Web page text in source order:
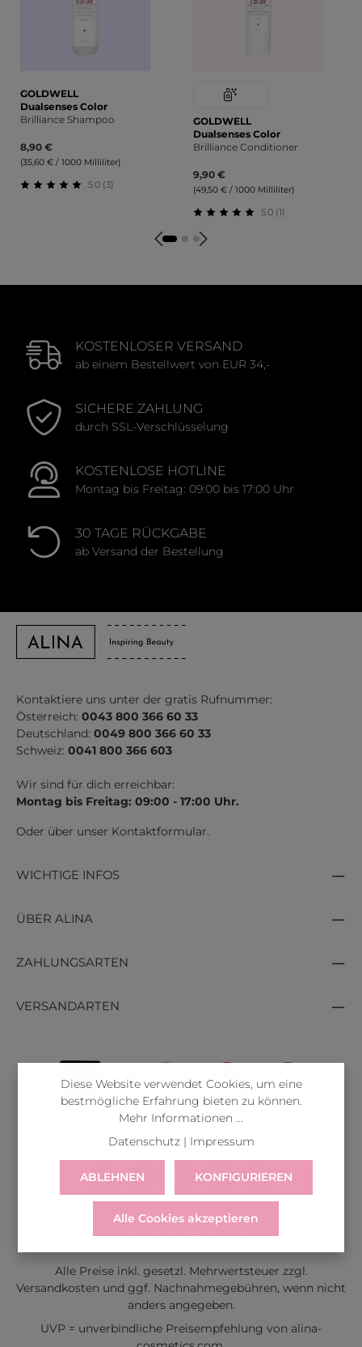
GOLDWELL
Dualsenses Color
Brilliance Shampoo
8,90 €
(35,60 € / 1000 Milliliter)
Durchschnittliche Bewertung von 5 von 5 Sternen
5.0 (3)
GOLDWELL
Dualsenses Color
Brilliance Conditioner
9,90 €
(49,50 € / 1000 Milliliter)
Durchschnittliche
5.0 (1)
KOSTENLOSER VERSAND
ab einem Bestellwert von EUR 34,-
SICHERE ZAHLUNG
durch SSL-Verschlüsselung
KOSTENLOSE HOTLINE
Montag bis Freitag: 09:00 bis 17:00 Uhr
30 TAGE RÜCKGABE
ab Versand der Bestellung
Kontaktiere uns unter der gratis Rufnummer:
Österreich: 0043 800 366 60 33
Deutschland: 0049 800 366 60 33
Schweiz: 0041 800 366 603
Wir sind für dich erreichbar:
Montag bis Freitag: 09:00 - 17:00 Uhr.
Oder über unser Kontaktformular.
WICHTIGE INFOS
ÜBER ALINA
ZAHLUNGSARTEN
VERSANDARTEN
LIEFERUNGWIDERRUFSERVICE & HILFE
VERTRAG WIDERRUFEN
Alle Preise inkl. gesetzl. Mehrwertsteuer zzgl.
Versandkosten und ggf. Nachnahmegebühren, wenn nicht
anders angegeben.
UVP = unverbindliche Preisempfehlung von alina-
Diese Website verwendet Cookies, um eine
bestmögliche Erfahrung bieten zu können.
Mehr Informationen ...
Datenschutz| Impressum
ABLEHNEN KONFIGURIEREN
Alle Cookies akzeptieren